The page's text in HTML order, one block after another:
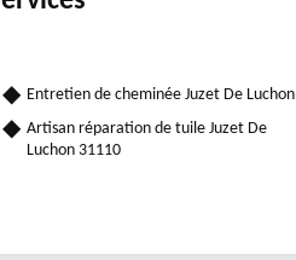
Entretien de cheminée Juzet De Luchon
Artisan réparation de tuile Juzet De
Luchon 31110